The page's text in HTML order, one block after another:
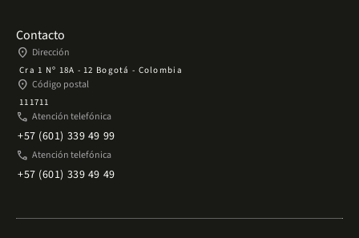
Contacto
place Dirección
Cra 1 Nº 18A - 12 Bogotá - Colombia
place Código postal
111711
phone Atención telefónica
+57 (601) 339 49 99
phone Atención telefónica
+57 (601) 339 49 49